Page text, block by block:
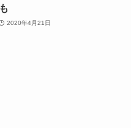
も
2020年4月21日